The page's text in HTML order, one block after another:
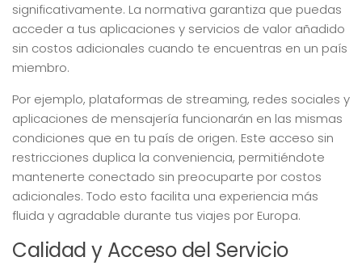
significativamente. La normativa garantiza que puedas
acceder a tus aplicaciones y servicios de valor añadido
sin costos adicionales cuando te encuentras en un país
miembro.
Por ejemplo, plataformas de streaming, redes sociales y
aplicaciones de mensajería funcionarán en las mismas
condiciones que en tu país de origen. Este acceso sin
restricciones duplica la conveniencia, permitiéndote
mantenerte conectado sin preocuparte por costos
adicionales. Todo esto facilita una experiencia más
fluida y agradable durante tus viajes por Europa.
Calidad y Acceso del Servicio